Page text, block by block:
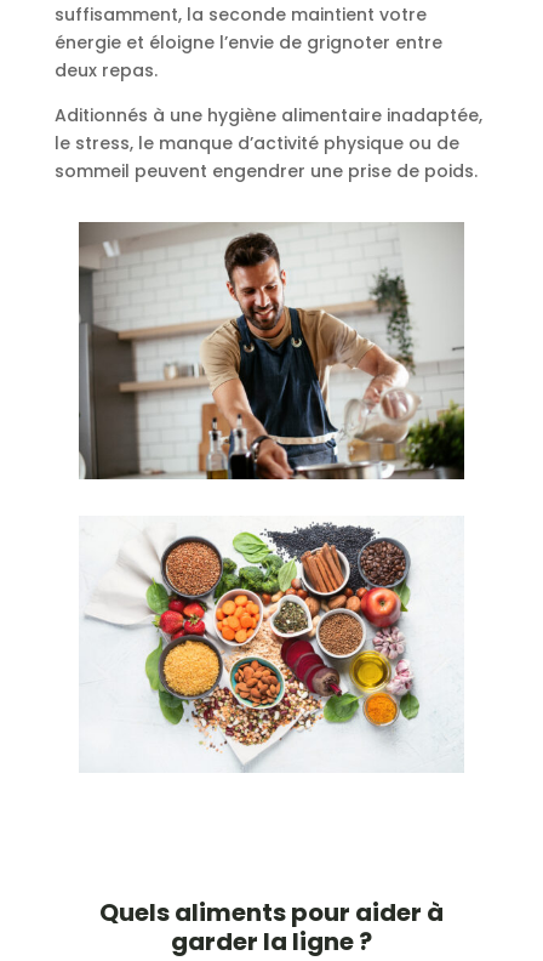
suffisamment, la seconde maintient votre
énergie et éloigne l’envie de grignoter entre
deux repas.
Aditionnés à unehygiène alimentaire inadaptée,
le stress, le manque d’activité physique ou de
sommeil peuvent engendrer une prise de poids.
Quels aliments pour aider à
garder la ligne ?